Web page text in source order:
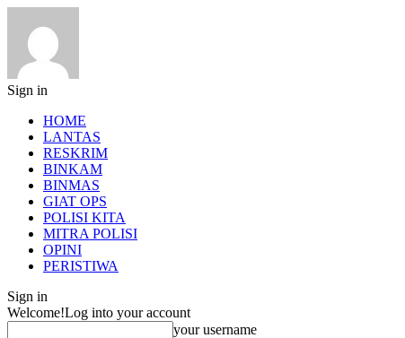
Sign in
HOME
LANTAS
RESKRIM
BINKAM
BINMAS
GIAT OPS
POLISI KITA
MITRA POLISI
OPINI
PERISTIWA
Sign in
Welcome!Log into your account
your username